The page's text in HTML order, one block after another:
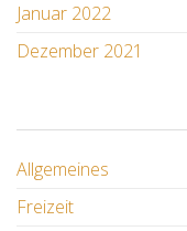
Januar 2022
Dezember 2021
Allgemeines
Freizeit